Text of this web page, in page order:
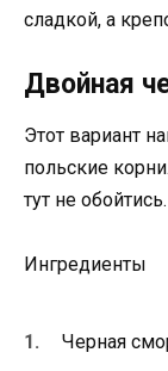
сладкой, а
Двойная
Этот вариант
польские
тут не обойтись.
Ингредиенты
Черная